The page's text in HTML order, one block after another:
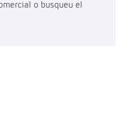
o busqueu el